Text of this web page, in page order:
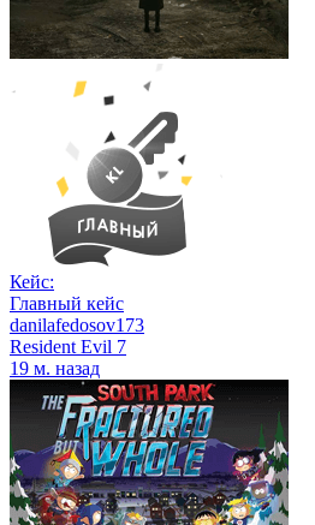
Кейс:
Главный кейс
danilafedosov173
Resident Evil 7
19 м. назад